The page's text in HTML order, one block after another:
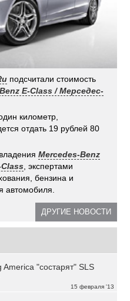
подсчитали стоимость
E-Class / Мерседес-
километр,
отдать 19 рублей 80
Mercedes-Benz
, экспертами
бензина и
автомобиля.
ДРУГИЕ НОВОСТИ
15 февраля '13
"состарят" SLS